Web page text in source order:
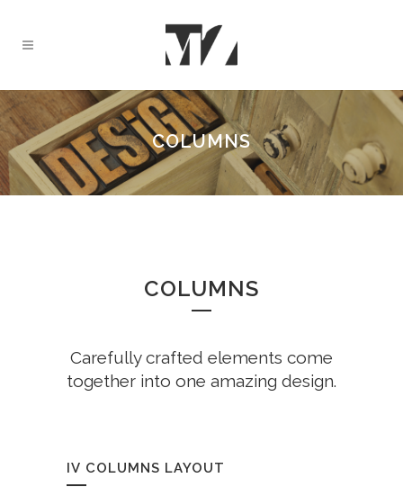
COLUMNS
COLUMNS
Carefully crafted elements come
together into one amazing design.
IV COLUMNS LAYOUT